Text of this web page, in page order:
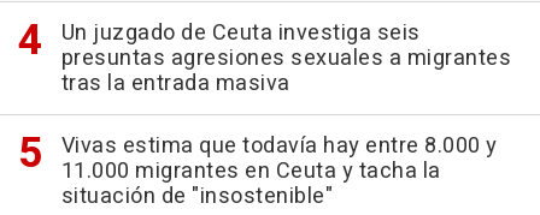
Un juzgado de Ceuta investiga seis
presuntas agresiones sexuales a migrantes
tras la entrada masiva
Vivas estima que todavía hay entre 8.000 y
11.000 migrantes en Ceuta y tacha la
situación de "insostenible"